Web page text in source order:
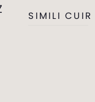
SIMILI CUIR